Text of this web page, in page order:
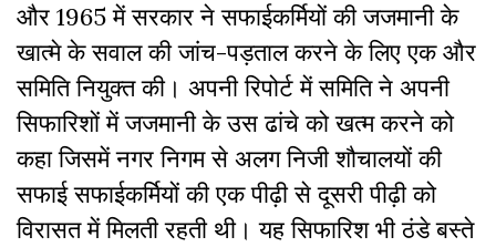
और 1965 में सरकार ने सफाईकर्मियों की जजमानी के
खात्मे के सवाल की जांच-पड़ताल करने के लिए एक और
समिति नियुक्त की। अपनी रिपोर्ट में समिति ने अपनी
सिफारिशों में जजमानी के उस ढांचे को खत्म करने को
कहा जिसमें नगर निगम से अलग निजी शौचालयों की
सफाई सफाईकर्मियों की एक पीढ़ी से दूसरी पीढ़ी को
विरासत में मिलती रहती थी। यह सिफारिश भी ठंडे बस्ते